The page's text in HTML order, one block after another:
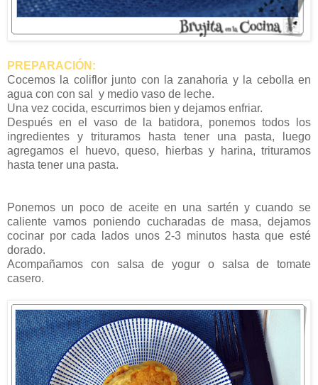
PREPARACIÓN:
Cocemos la coliflor junto con la zanahoria y la cebolla en
agua con con sal y medio vaso de leche.
Una vez cocida, escurrimos bien y dejamos enfriar.
Después en el vaso de la batidora, ponemos todos los
ingredientes y trituramos hasta tener una pasta, luego
agregamos el huevo, queso, hierbas y harina, trituramos
hasta tener una pasta.
Ponemos un poco de aceite en una sartén y cuando se
caliente vamos poniendo cucharadas de masa, dejamos
cocinar por cada lados unos 2-3 minutos hasta que esté
dorado.
Acompañamos con salsa de yogur o salsa de tomate
casero.